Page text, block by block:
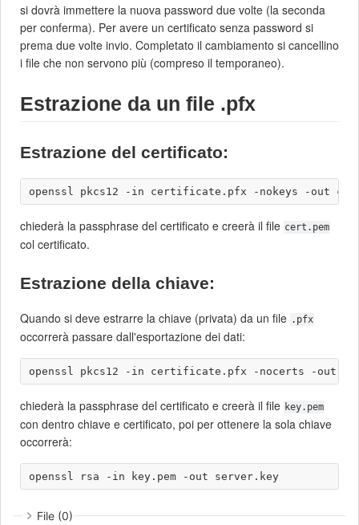
si dovrà immettere la nuova password due volte (la seconda
per conferma). Per avere un certificato senza password si
prema due volte invio. Completato il cambiamento si cancellino
i file che non servono più (compreso il temporaneo).
Estrazione da un file .pfx
Estrazione del certificato:
chiederà la passphrase del certificato e creerà il file cert.pem
col certificato.
Estrazione della chiave:
Quando si deve estrarre la chiave (privata) da un file .pfx
occorrerà passare dall'esportazione dei dati:
chiederà la passphrase del certificato e creerà il file key.pem
con dentro chiave e certificato, poi per ottenere la sola chiave
occorrerà:
File (0)